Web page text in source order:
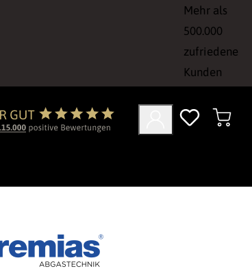
Mehr als
500.000
zufriedene
Kunden